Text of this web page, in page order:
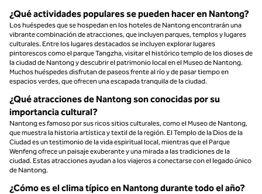
¿Qué actividades populares se pueden hacer en Nantong?
Los huéspedes que se hospedan en los hoteles de Nantong encontrarán una
vibrante combinación de atracciones, que incluyen parques, templos y lugares
culturales. Entre los lugares destacados se incluyen explorar lugares
pintorescos como el parque Tangzha, visitar el histórico templo de los dioses de
la ciudad de Nantong y descubrir el patrimonio local en el Museo de Nantong.
Muchos huéspedes disfrutan de paseos frente al río y de pasar tiempo en
espacios verdes, que ofrecen una escapada tranquila de la ciudad.
¿Qué atracciones de Nantong son conocidas por su
importancia cultural?
Nantong es famoso por sus ricos sitios culturales, como el Museo de Nantong,
que muestra la historia artística y textil de la región. El Templo de la Dios de la
Ciudad es un testimonio de la vida espiritual local, mientras que el Parque
Wenfeng ofrece un paisaje exuberante y una mirada a las tradiciones de la
ciudad. Estas atracciones ayudan a los viajeros a conectarse con el legado único
de Nantong.
¿Cómo es el clima típico en Nantong durante todo el año?